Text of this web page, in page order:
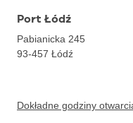
Port Łódź
Pabianicka 245
93-457 Łódź
Dokładne godziny